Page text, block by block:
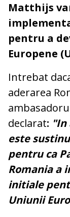
Matthijs
pentru a
Europene
Intrebat
aderarea
declarat: "In
este
pentru ca
Romania a
initiale
Uniunii